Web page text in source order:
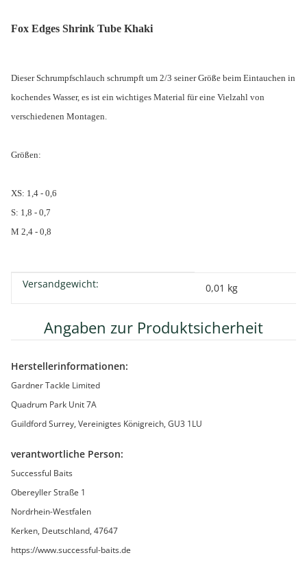
Fox Edges Shrink Tube Khaki
Dieser Schrumpfschlauch schrumpft um 2/3 seiner Größe beim Eintauchen in
kochendes Wasser, es ist ein wichtiges Material für eine Vielzahl von
verschiedenen Montagen.
Größen:
XS: 1,4 - 0,6
S: 1,8 - 0,7
M 2,4 - 0,8
Produkteigenschaft
Wert
Versandgewicht: 0,01 kg
Angaben zur Produktsicherheit
Herstellerinformationen:
Gardner Tackle Limited
Quadrum Park Unit 7A
Guildford Surrey, Vereinigtes Königreich, GU3 1LU
verantwortliche Person:
Successful Baits
Obereyller Straße 1
Nordrhein-Westfalen
Kerken, Deutschland, 47647
https://www.successful-baits.de